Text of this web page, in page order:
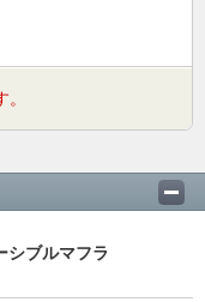
シブルマフラ